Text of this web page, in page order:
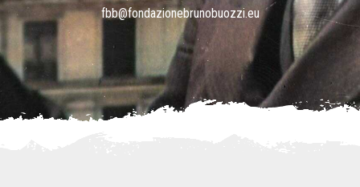
fbb@fondazionebrunobuozzi.eu